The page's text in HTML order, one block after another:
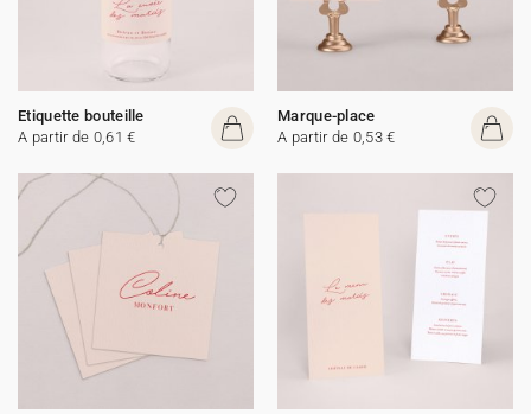
Etiquette bouteille
A partir de 0,61 €
Marque-place
A partir de 0,53 €